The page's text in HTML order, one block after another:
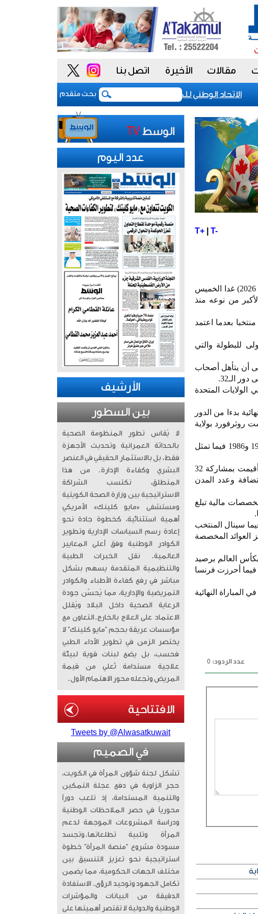
مقالات الأخيرة اتصل بنا
بحث متقدم
الاتحاد الوطني للموظفين: موظفو الكويت سطروا ملحمة وطنية خالدة..
T+| T-
تتجه أنظار الجماهير الرياضية حول العالم إلى انطلاق بطولة كأس العالم لكرة القدم (مونديال 2026) غدا الخميس
من نوعه منذ
أن تنطلق البطولة في 11 يونيو الحالي وتختتم في 19 يوليو المقبل بمشاركة 48 منتخبا بعدما اعتمد
للبطولة والتي
منتخبات على أن يتأهل أصحاب
الـ32.
موزعة بين الدول الثلاث المستضيفة بواقع 11 مدينة في الولايات المتحدة
بدءا من الدور
روثرفورد بولاية
وتحقق المكسيك سابقة تاريخية باستضافتها منافسات كأس العالم للمرة الثالثة بعد نسختي 1970 و1986 فيما تمثل
ويبلغ إجمالي عدد مباريات البطولة 104 مباريات مقارنة بـ64 مباراة في النسخ السابقة التي أقيمت بمشاركة 32
وعدد المدن
مالية قياسية لبطولة كأس العالم 2026 بإجمالي مخصصات مالية تبلغ
على 50 مليون دولار أمريكي فيما سينال المنتخب
دولار وذلك بهدف تعزيز العوائد المخصصة
العالم برصيد
فيما أحرزت فرنسا
الأخيرة التي أقيمت في دولة قطر عام 2022 بعد فوزه في المباراة النهائية
عدد الردود: 0
عدد اليوم
الأرشيف
بين السطور
لا يُقاس تطور المنظومة الصحية
بالحداثة العمرانية وتحديث الأجهزة
فقط، بل بالاستثمار الحقيقي في العنصر
البشري وكفاءة الإدارة. من هذا
المنطلق، تكتسب الشراكة
الاستراتيجية بين وزارة الصحة الكويتية
ومستشفى «مايو كلينك» الأمريكي
أهمية استثنائية، كخطوة جادة نحو
إعادة رسم السياسات الإدارية وتطوير
الكوادر الوطنية وفق أعلى المعايير
العالمية. ​ نقل الخبرات الطبية
والتنظيمية المتقدمة يسهم بشكل
مباشر في رفع كفاءة الأطباء والكوادر
التمريضية والإدارية، مما يُحسّن جودة
الرعاية الصحية داخل البلاد ويُقلل
الاعتماد على العلاج بالخارج. ​التعاون مع
مؤسسات عريقة بحجم “مايو كلينك” لا
يختصر الزمن في تطوير الأداء الطبي
فحسب، بل يضع لبنات قوية لبيئة
علاجية مستدامة تُعلي من قيمة
المريض وتجعله محور الاهتمام الأول.
Tweets by @Alwasatkuwait
في الصميم
تشكل لجنة شؤون المرأة في الكويت،
حجر الزاوية في دفع عجلة التمكين
والتنمية المستدامة، إذ تلعب دوراً
محورياً في حصر الملاحظات الوطنية
ودراسة المشروعات الموجهة لدعم
المرأة وتلبية تطلعاتها. ​وتجسد
مسودة مشروع “منصة المرأة” خطوة
استراتيجية نحو تعزيز التنسيق بين
مختلف الجهات الحكومية، مما يضمن
تكامل الجهود وتوحيد الرؤى. الاستفادة
الدقيقة من البيانات والمؤشرات
الوطنية والدولية لا تقتصر أهميتها على